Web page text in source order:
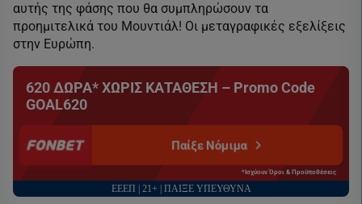
αυτής της φάσης που θα συμπληρώσουν τα
προημιτελικά του Μουντιάλ! Οι μεταγραφικές εξελίξεις
στην Ευρώπη.
620 ΔΩΡΑ* ΧΩΡΙΣ ΚΑΤΑΘΕΣΗ – Promo Code
GOAL620
Παίξε Νόμιμα
*Ισχύουν Όροι & Προϋποθέσεις
ΕΕΕΠ | 21+ | ΠΑΙΞΕ ΥΠΕΥΘΥΝΑ